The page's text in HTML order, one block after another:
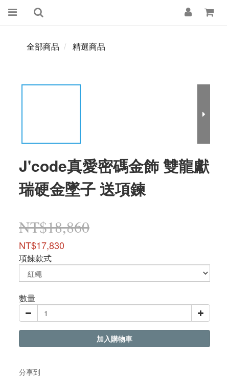
全部商品 精選商品
J'code真愛密碼金飾 雙龍獻
瑞硬金墜子 送項鍊
NT$18,860
NT$17,830
項鍊款式
數量
加入購物車
分享到